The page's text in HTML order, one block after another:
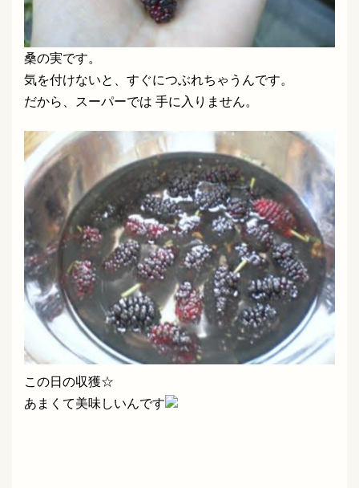
桑の実です。
気を付けないと、すぐにつぶれちゃうんです。
だから、スーパーでは 手に入りません。
この日の収獲☆
あまくて美味しいんです